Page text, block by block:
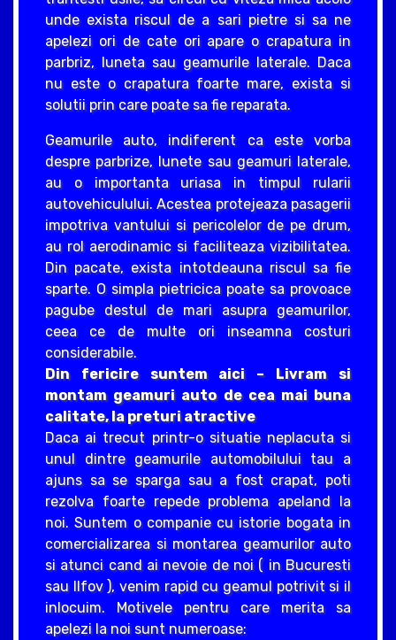
unde exista riscul de a sari pietre si sa ne
apelezi ori de cate ori apare o crapatura in
parbriz, luneta sau geamurile laterale. Daca
nu este o crapatura foarte mare, exista si
solutii prin care poate sa fie reparata.
Geamurile auto, indiferent ca este vorba
despre parbrize, lunete sau geamuri laterale,
au o importanta uriasa in timpul rularii
autovehiculului. Acestea protejeaza pasagerii
impotriva vantului si pericolelor de pe drum,
au rol aerodinamic si faciliteaza vizibilitatea.
Din pacate, exista intotdeauna riscul sa fie
sparte. O simpla pietricica poate sa provoace
pagube destul de mari asupra geamurilor,
ceea ce de multe ori inseamna costuri
considerabile.
Din fericire suntem aici – Livram si
montam geamuri auto de cea mai buna
calitate, la preturi atractive
Daca ai trecut printr-o situatie neplacuta si
unul dintre geamurile automobilului tau a
ajuns sa se sparga sau a fost crapat, poti
rezolva foarte repede problema apeland la
noi. Suntem o companie cu istorie bogata in
comercializarea si montarea geamurilor auto
si atunci cand ai nevoie de noi ( in Bucuresti
sau Ilfov ), venim rapid cu geamul potrivit si il
inlocuim. Motivele pentru care merita sa
apelezi la noi sunt numeroase: